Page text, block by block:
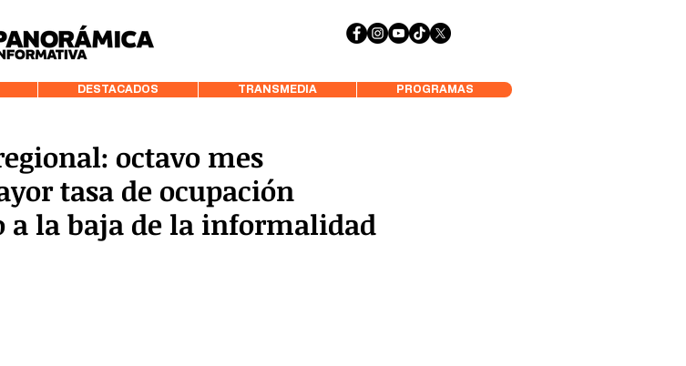
DESTACADOS TRANSMEDIA PROGRAMAS
octavo mes
tasa de ocupación
a la baja de la informalidad